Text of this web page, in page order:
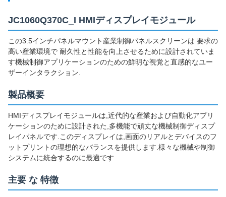
JC1060Q370C_I HMIディスプレイモジュール
この3.5インチパネルマウント産業制御パネルスクリーンは 要求の
高い産業環境で 耐久性と性能を向上させるために設計されていま
す機械制御アプリケーションのための鮮明な視覚と直感的なユー
ザーインタラクション.
製品概要
HMIディスプレイモジュールは,近代的な産業および自動化アプリ
ケーションのために設計された,多機能で頑丈な機械制御ディスプ
レイパネルです.このディスプレイは,画面のリアルとデバイスのフ
ットプリントの理想的なバランスを提供します.様々な機械や制御
システムに統合するのに最適です
主要 な 特徴